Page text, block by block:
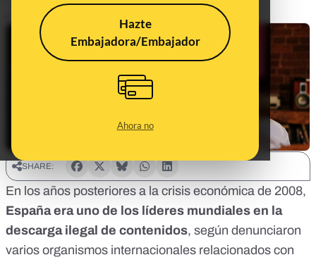
Hazte
Embajadora/Embajador
Ahora no
Publicado el
SHARE:
En los años posteriores a la crisis económica de 2008,
España era uno de los líderes mundiales en la
descarga ilegal de contenidos, según denunciaron
varios organismos internacionales relacionados con